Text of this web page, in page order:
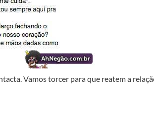
Vamos torcer para que reatem a